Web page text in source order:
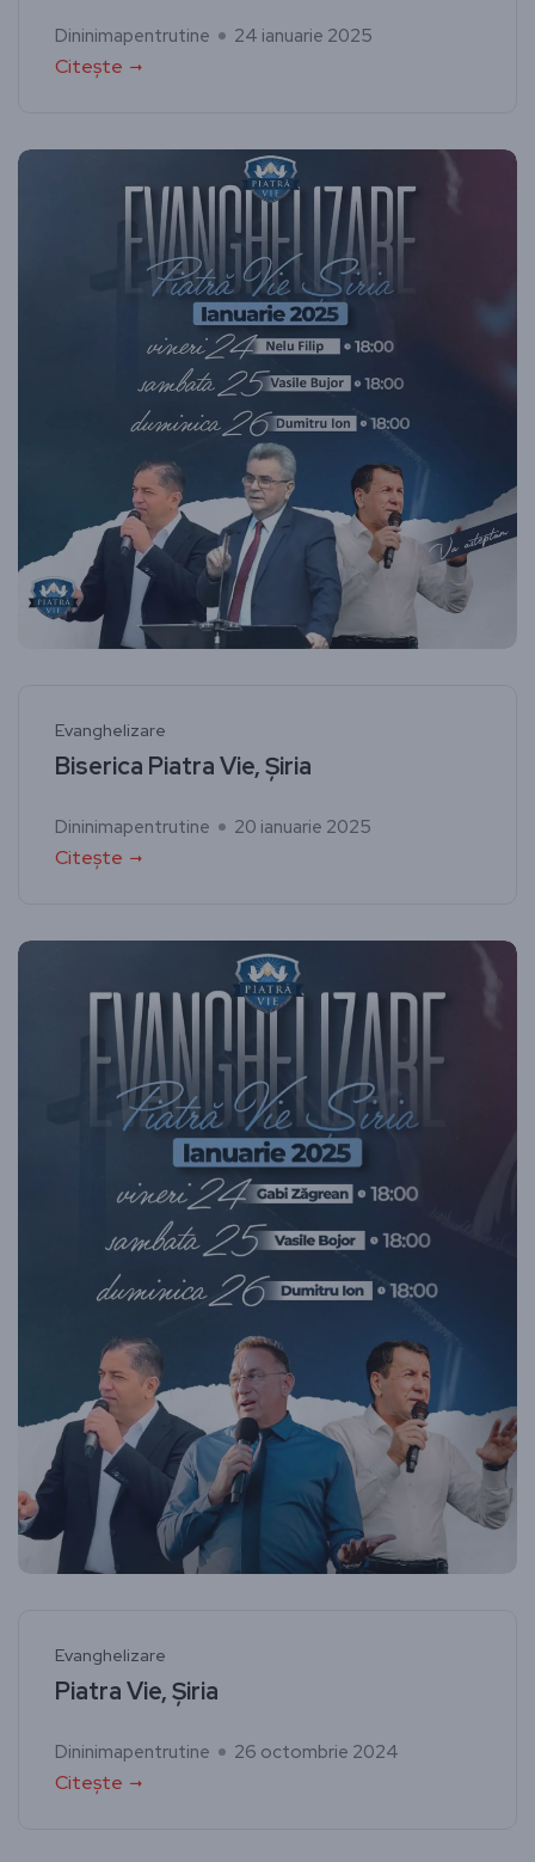
Dininimapentrutine 24 ianuarie 2025
Citește
Evanghelizare
Biserica Piatra Vie, Șiria
Dininimapentrutine 20 ianuarie 2025
Citește
Evanghelizare
Piatra Vie, Șiria
Dininimapentrutine 26 octombrie 2024
Citește